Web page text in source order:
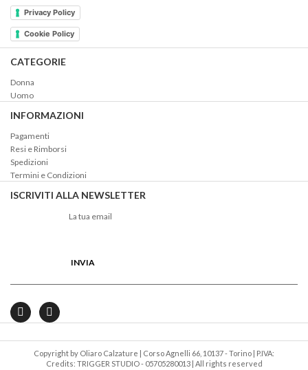
Privacy Policy
Cookie Policy
CATEGORIE
Donna
Uomo
INFORMAZIONI
Pagamenti
Resi e Rimborsi
Spedizioni
Termini e Condizioni
ISCRIVITI ALLA NEWSLETTER
Copyright by Oliaro Calzature | Corso Agnelli 66, 10137 - Torino | P.IVA:
05705280013 | All rights reserved -
Credits: TRIGGER STUDIO